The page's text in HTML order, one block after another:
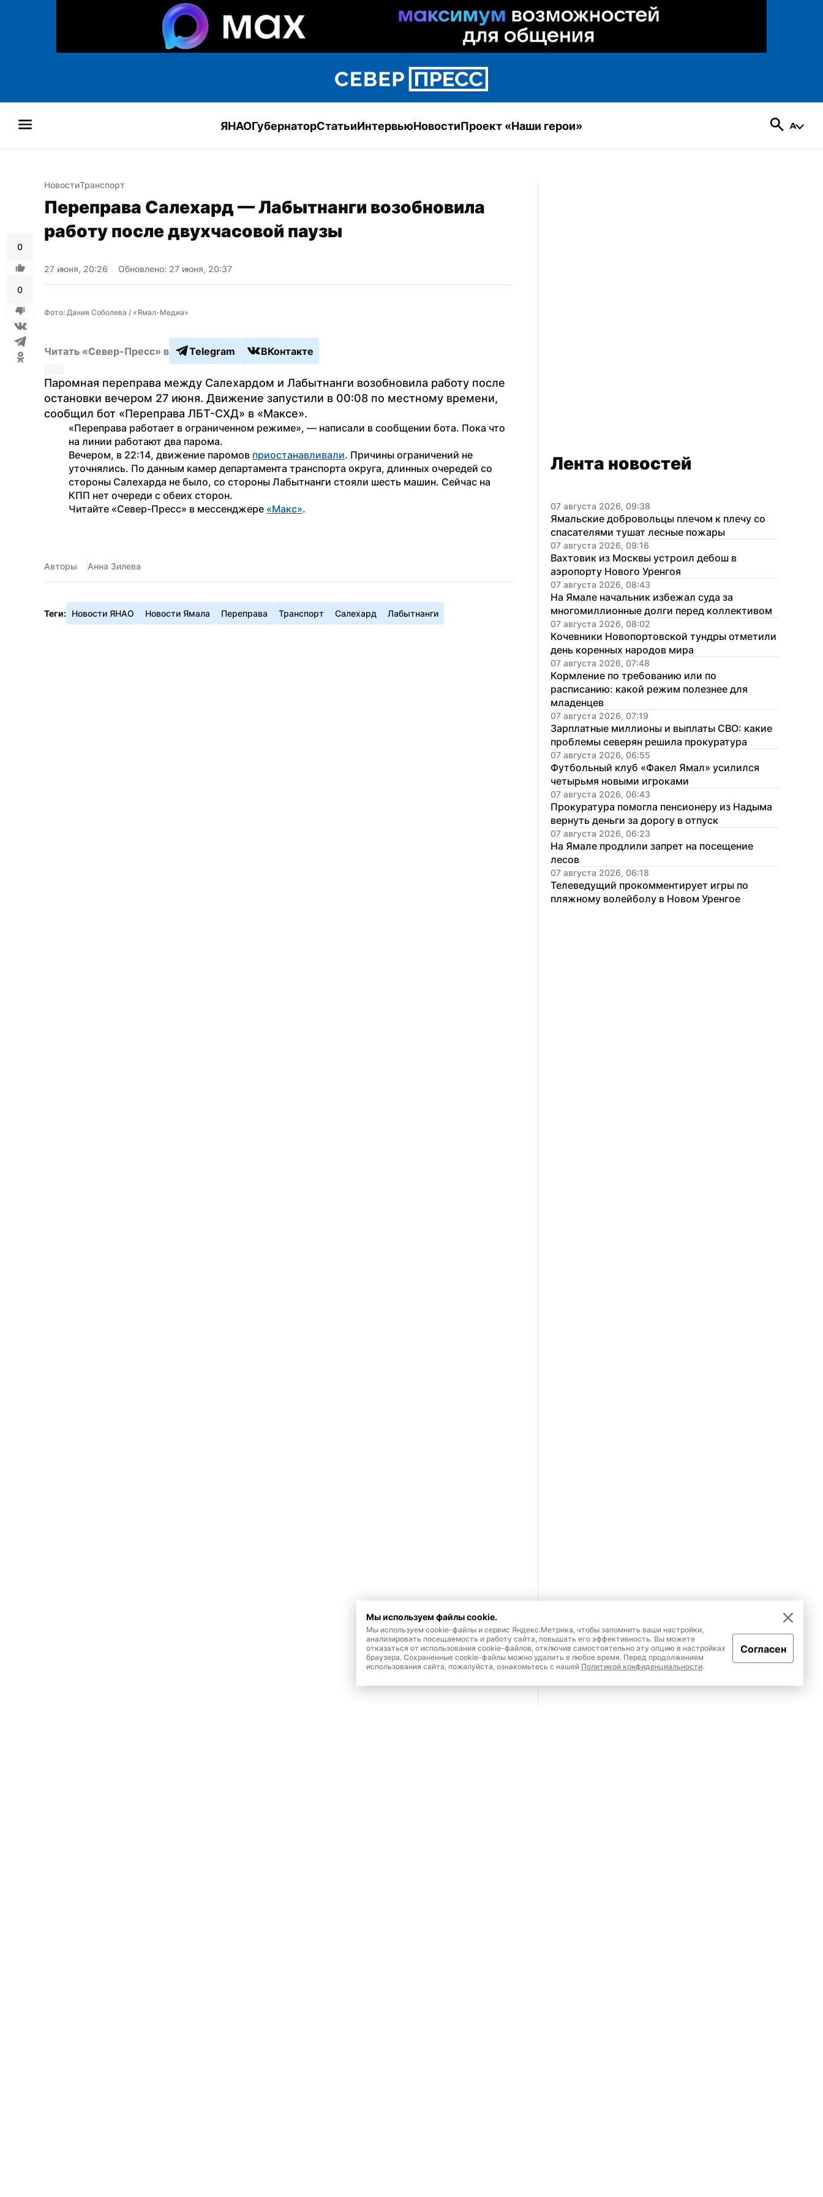
ЯНАОГубернаторСтатьиИнтервьюНовостиПроект «Наши герои»
0
0
НовостиТранспорт
Переправа Салехард — Лабытнанги возобновила
работу после двухчасовой паузы
27 июня, 20:26 Обновлено: 27 июня, 20:37
Фото: Дания Соболева / «Ямал-Медиа»
Читать «Север-Пресс» в Telegram ВКонтакте
Паромная переправа между Салехардом и Лабытнанги возобновила работу после
остановки вечером 27 июня. Движение запустили в 00:08 по местному времени,
сообщил бот «Переправа ЛБТ-СХД» в «Максе».
«Переправа работает в ограниченном режиме», — написали в сообщении бота. Пока что
на линии работают два парома.
Вечером, в 22:14, движение паромов приостанавливали. Причины ограничений не
уточнялись. По данным камер департамента транспорта округа, длинных очередей со
стороны Салехарда не было, со стороны Лабытнанги стояли шесть машин. Сейчас на
КПП нет очереди с обеих сторон.
Читайте «Север-Пресс» в мессенджере «Макс».
Авторы Анна Зилева
Теги: Новости ЯНАО Новости Ямала Переправа Транспорт Салехард Лабытнанги
Лента новостей
07 августа 2026, 09:38
Ямальские добровольцы плечом к плечу со
спасателями тушат лесные пожары
07 августа 2026, 09:16
Вахтовик из Москвы устроил дебош в
аэропорту Нового Уренгоя
07 августа 2026, 08:43
На Ямале начальник избежал суда за
многомиллионные долги перед коллективом
07 августа 2026, 08:02
Кочевники Новопортовской тундры отметили
день коренных народов мира
07 августа 2026, 07:48
Кормление по требованию или по
расписанию: какой режим полезнее для
младенцев
07 августа 2026, 07:19
Зарплатные миллионы и выплаты СВО: какие
проблемы северян решила прокуратура
07 августа 2026, 06:55
Футбольный клуб «Факел Ямал» усилился
четырьмя новыми игроками
07 августа 2026, 06:43
Прокуратура помогла пенсионеру из Надыма
вернуть деньги за дорогу в отпуск
07 августа 2026, 06:23
На Ямале продлили запрет на посещение
лесов
07 августа 2026, 06:18
Телеведущий прокомментирует игры по
пляжному волейболу в Новом Уренгое
Мы используем файлы cookie.
Мы используем cookie-файлы и сервис Яндекс.Метрика, чтобы запомнить ваши настройки,
анализировать посещаемость и работу сайта, повышать его эффективность. Вы можете
отказаться от использования cookie-файлов, отключив самостоятельно эту опцию в настройках
браузера. Сохраненные cookie-файлы можно удалить в любое время. Перед продолжением
использования сайта, пожалуйста, ознакомьтесь с нашей Политикой конфиденциальности.
Согласен